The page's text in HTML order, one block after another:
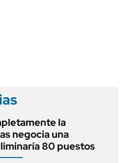
la
negocia una
80 puestos